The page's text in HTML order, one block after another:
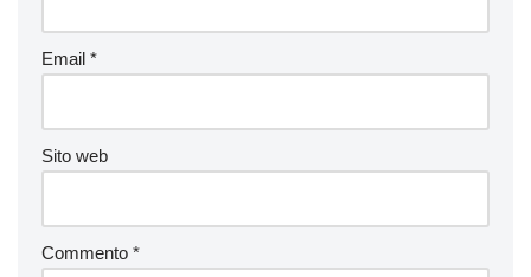
Email *
Sito web
Commento *